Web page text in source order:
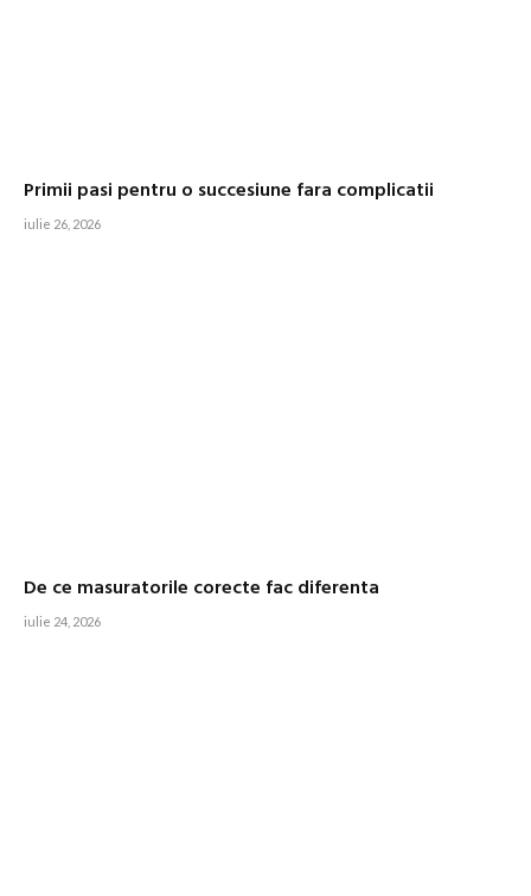
Primii pasi pentru o succesiune fara complicatii
iulie 26, 2026
De ce masuratorile corecte fac diferenta
iulie 24, 2026